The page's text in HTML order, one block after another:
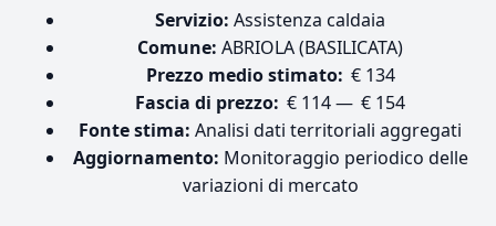
Servizio: Assistenza caldaia
Comune: ABRIOLA (BASILICATA)
Prezzo medio stimato: € 134
Fascia di prezzo: € 114 — € 154
Fonte stima: Analisi dati territoriali aggregati
Aggiornamento: Monitoraggio periodico delle
variazioni di mercato